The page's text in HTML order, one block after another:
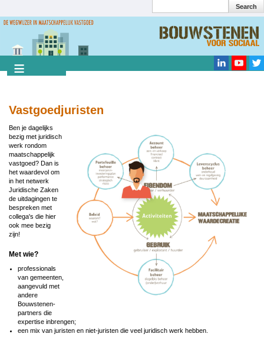
naar
gaan
Search
Vastgoedjuristen
Ben je dagelijks
bezig met juridisch
werk rondom
maatschappelijk
vastgoed? Dan is
het waardevol om
in het netwerk
Juridische Zaken
de uitdagingen te
bespreken met
collega's die hier
ook mee bezig
zijn!
Met wie?
professionals
van gemeenten,
aangevuld met
andere
Bouwstenen-
partners die
expertise inbrengen;
een mix van juristen en niet-juristen die veel juridisch werk hebben.